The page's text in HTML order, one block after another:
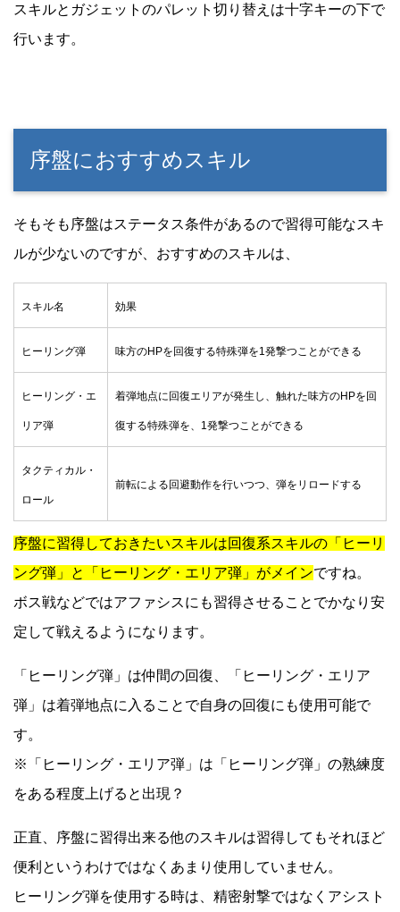
スキルとガジェットのパレット切り替えは十字キーの下で
行います。
序盤におすすめスキル
そもそも序盤はステータス条件があるので習得可能なスキ
ルが少ないのですが、おすすめのスキルは、
スキル名 効果
ヒーリング弾 味方のHPを回復する特殊弾を1発撃つことができる
ヒーリング・エ
リア弾
着弾地点に回復エリアが発生し、触れた味方のHPを回
復する特殊弾を、1発撃つことができる
タクティカル・
ロール
前転による回避動作を行いつつ、弾をリロードする
序盤に習得しておきたいスキルは回復系スキルの「ヒーリ
ング弾」と「ヒーリング・エリア弾」がメインですね。
ボス戦などではアファシスにも習得させることでかなり安
定して戦えるようになります。
「ヒーリング弾」は仲間の回復、「ヒーリング・エリア
弾」は着弾地点に入ることで自身の回復にも使用可能で
す。
※「ヒーリング・エリア弾」は「ヒーリング弾」の熟練度
をある程度上げると出現？
正直、序盤に習得出来る他のスキルは習得してもそれほど
便利というわけではなくあまり使用していません。
ヒーリング弾を使用する時は、精密射撃ではなくアシスト